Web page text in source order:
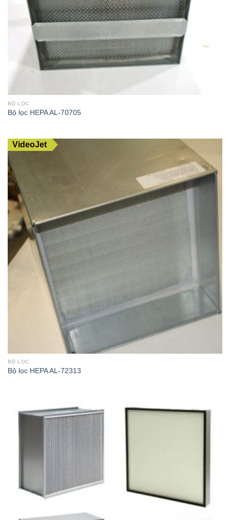
BỘ LỌC
Bộ lọc HEPA AL-70705
VideoJet
BỘ LỌC
Bộ lọc HEPA AL-72313